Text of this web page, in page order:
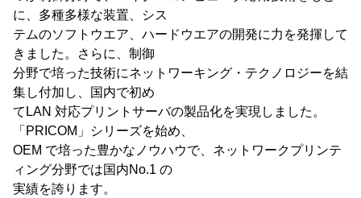
に、多種多様な装置、シス
テムのソフトウエア、ハードウエアの開発に力を発揮して
きました。さらに、制御
分野で培った技術にネットワーキング・テクノロジーを結
集し付加し、国内で初め
てLAN 対応プリントサーバの製品化を実現しました。
「PRICOM」シリーズを始め、
OEM で培った豊かなノウハウで、ネットワークプリンテ
ィング分野では国内No.1 の
実績を誇ります。